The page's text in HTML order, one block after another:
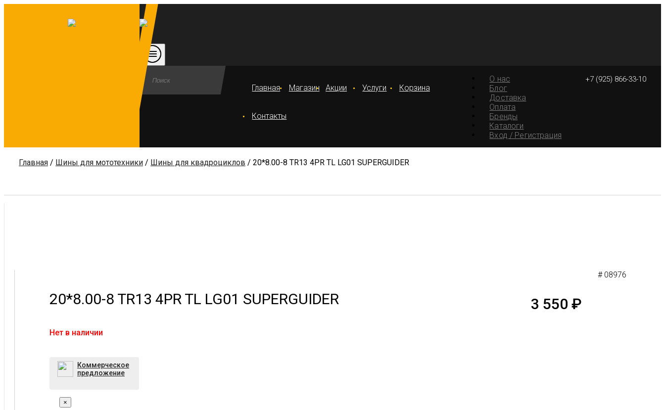
+7 (925) 866-33-10
О нас
Блог
Доставка
Оплата
Бренды
Каталоги
Вход / Регистрация
Главная Магазин Акции Услуги Корзина
Контакты
Главная / Шины для мототехники / Шины для квадроциклов / 20*8.00-8 TR13 4PR TL LG01 SUPERGUIDER
# 08976
20*8.00-8 TR13 4PR TL LG01 SUPERGUIDER 3 550 ₽
Нет в наличии
Коммерческое
предложение
×